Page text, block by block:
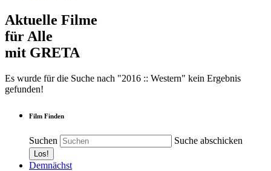
Aktuelle Filme
für Alle
mit GRETA
Es wurde für die Suche nach "2016 :: Western" kein Ergebnis
gefunden!
Film Finden
Suchen Suche abschicken
Demnächst